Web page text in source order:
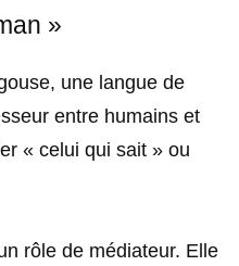
»
une langue de
entre humains et
« celui qui sait » ou
rôle de médiateur. Elle